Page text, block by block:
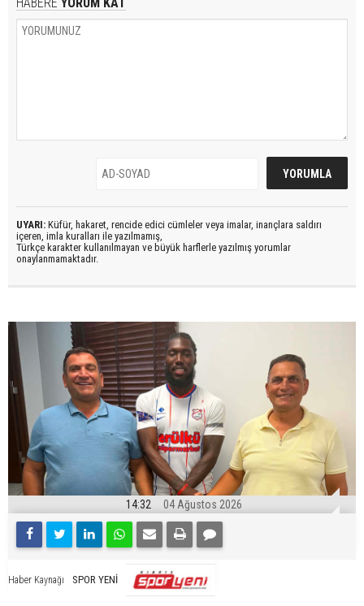
UYARI: Küfür, hakaret, rencide edici cümleler veya imalar, inançlara saldırı
içeren, imla kuralları ile yazılmamış,
Türkçe karakter kullanılmayan ve büyük harflerle yazılmış yorumlar
onaylanmamaktadır.
14:32 04 Ağustos 2026
Haber Kaynağı SPOR YENİ